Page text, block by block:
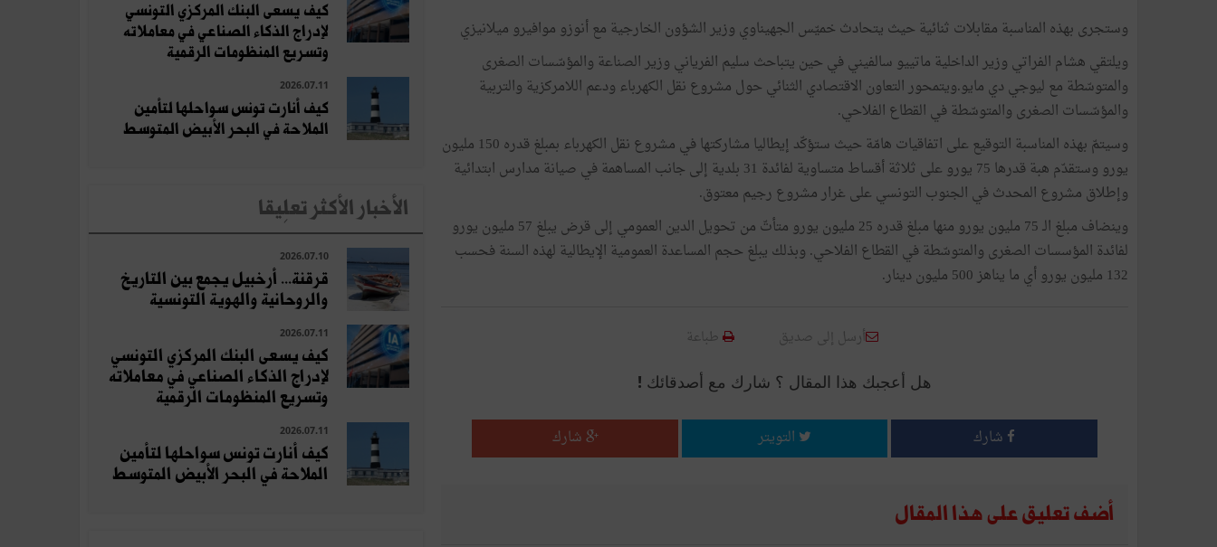
وستجرى بهذه المناسبة مقابلات ثنائية حيث يتحادث خميّس الجهيناوي وزير الشؤون الخارجية مع أنوزو موافيرو ميلانيزي
ويلتقي هشام الفراتي وزير الداخلية ماتييو سالفيني في حين يتباحث سليم الفرياني وزير الصناعة والمؤسّسات الصغرى
والمتوسّطة مع ليوجي دي مايو.ويتمحور التعاون الاقتصادي الثنائي حول مشروع نقل الكهرباء ودعم اللامركزية والتربية
والمؤسّسات الصغرى والمتوسّطة في القطاع الفلاحي.
وسيتمّ بهذه المناسبة التوقيع على اتفاقيات هامّة حيث ستؤكّد إيطاليا مشاركتها في مشروع نقل الكهرباء بمبلغ قدره 150 مليون
يورو وستقدّم هبة قدرها 75 يورو على ثلاثة أقساط متساوية لفائدة 31 بلدية إلى جانب المساهمة في صيانة مدارس ابتدائية
وإطلاق مشروع المحدث في الجنوب التونسي على غرار مشروع رجيم معتوق.
وينضاف مبلغ الـ 75 مليون يورو منها مبلغ قدره 25 مليون يورو متأتّ من تحويل الدين العمومي إلى قرض يبلغ 57 مليون يورو
لفائدة المؤسسات الصغرى والمتوسّطة في القطاع الفلاحي. وبذلك يبلغ حجم المساعدة العمومية الإيطالية لهذه السنة فحسب
132 مليون يورو أي ما يناهز 500 مليون دينار.
أرسل إلى صديق طباعة
هل أعجبك هذا المقال ؟ شارك مع أصدقائك !
شارك التويتر شارك
أضف تعليق على هذا المقال
كيف يسعى البنك المركزي التونسي
لإدراج الذكاء الصناعي في معاملاته
وتسريع المنظومات الرقمية
2026.07.11
كيف أنارت تونس سواحلها لتأمين
الملاحة في البحر الأبيض المتوسط
الأخبار الأكثر تعلِيقا
2026.07.10
قرقنة... أرخبيل يجمع بين التاريخ
والروحانية والهوية التونسية
2026.07.11
كيف يسعى البنك المركزي التونسي
لإدراج الذكاء الصناعي في معاملاته
وتسريع المنظومات الرقمية
2026.07.11
كيف أنارت تونس سواحلها لتأمين
الملاحة في البحر الأبيض المتوسط